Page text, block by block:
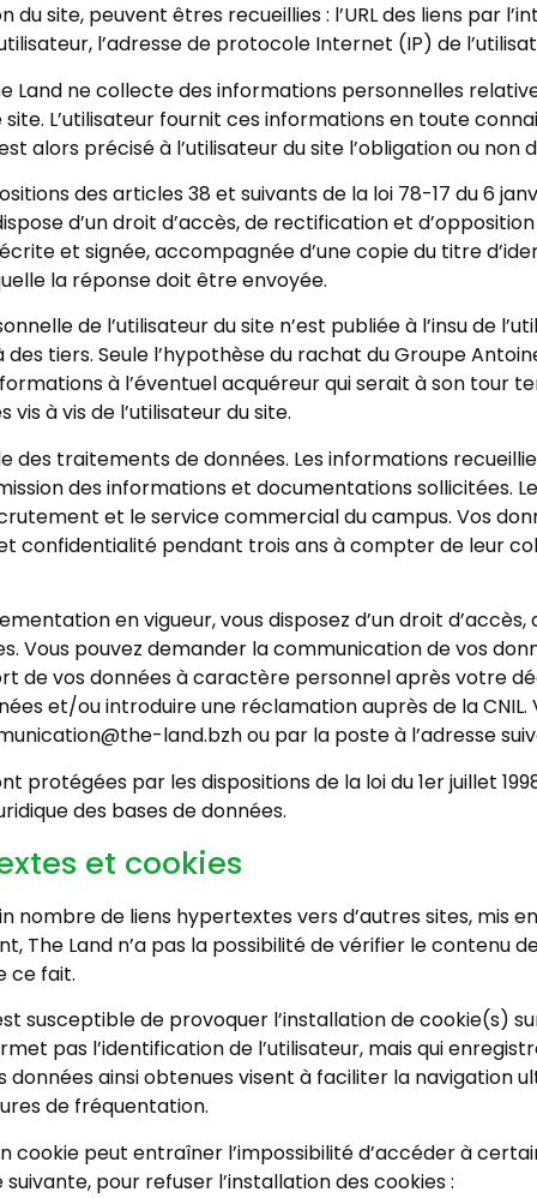
du site, peuvent êtres recueillies : l’URL des liens par
l’adresse de protocole Internet (IP) de
Land ne collecte des informations personnelles
L’utilisateur fournit ces informations en toute
alors précisé à l’utilisateur du site l’obligation ou non
des articles 38 et suivants de la loi 78-17 du 6
d’un droit d’accès, de rectification et
et signée, accompagnée d’une copie du titre
la réponse doit être envoyée.
de l’utilisateur du site n’est publiée à l’insu de
tiers. Seule l’hypothèse du rachat du Groupe
à l’éventuel acquéreur qui serait à son tour
à vis de l’utilisateur du site.
des traitements de données. Les informations
des informations et documentations sollicitées.
et le service commercial du campus. Vos
confidentialité pendant trois ans à compter de leur
en vigueur, vous disposez d’un droit
Vous pouvez demander la communication de vos
de vos données à caractère personnel après votre
et/ou introduire une réclamation auprès de la
land.bzh ou par la poste à l’adresse
protégées par les dispositions de la loi du 1er juillet
des bases de données.
et cookies
nombre de liens hypertextes vers d’autres sites, mis
The Land n’a pas la possibilité de vérifier le contenu
ce fait.
susceptible de provoquer l’installation de cookie(s)
pas l’identification de l’utilisateur, mais qui
données ainsi obtenues visent à faciliter la navigation
de fréquentation.
cookie peut entraîner l’impossibilité d’accéder à
pour refuser l’installation des cookies :